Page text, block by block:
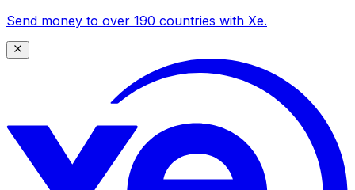
Send money to over 190 countries with Xe.